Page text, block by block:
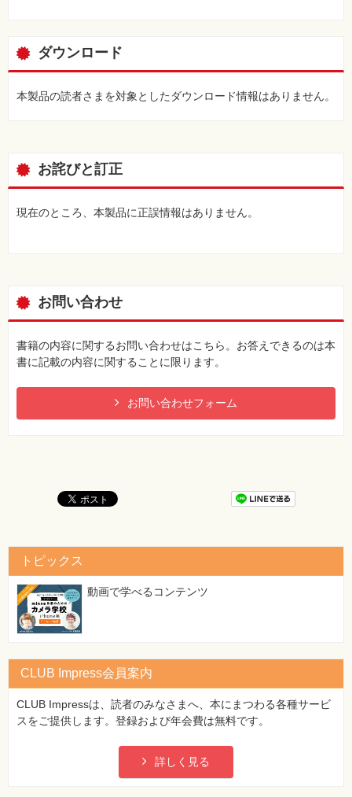
ダウンロード
本製品の読者さまを対象としたダウンロード情報はありません。
お詫びと訂正
現在のところ、本製品に正誤情報はありません。
お問い合わせ
書籍の内容に関するお問い合わせはこちら。お答えできるのは本
書に記載の内容に関することに限ります。
お問い合わせフォーム
トピックス
動画で学べるコンテンツ
CLUB Impress会員案内
CLUB Impressは、読者のみなさまへ、本にまつわる各種サービ
スをご提供します。登録および年会費は無料です。
詳しく見る